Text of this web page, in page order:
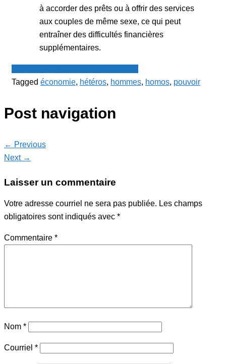
à accorder des prêts ou à offrir des services
aux couples de même sexe, ce qui peut
entraîner des difficultés financières
supplémentaires.
Tagged économie, hétéros, hommes, homos, pouvoir
Post navigation
← Previous
Next →
Laisser un commentaire
Votre adresse courriel ne sera pas publiée. Les champs
obligatoires sont indiqués avec *
Commentaire *
Nom *
Courriel *